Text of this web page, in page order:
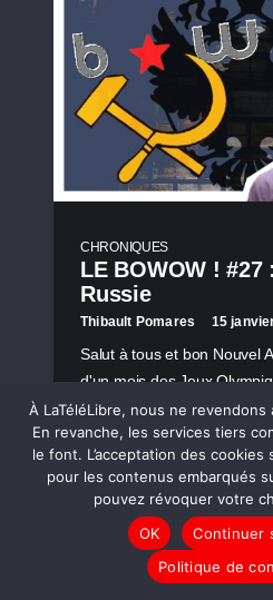
CHRONIQUES
LE BOWOW ! #27
Russie
Thibault Pomares 15
Salut à tous et bon Nouvel
d'un mois des Jeux
(Russie), ce 27ème
embarque chez Poutine
totalement web et barrée…
LIRE LA SUITE
À LaTéléLibre, nous ne
En revanche, les services tiers
le font. L’acceptation des
pour les contenus embarqués
pouvez révoquer votre
OK
Continuer
Politique de